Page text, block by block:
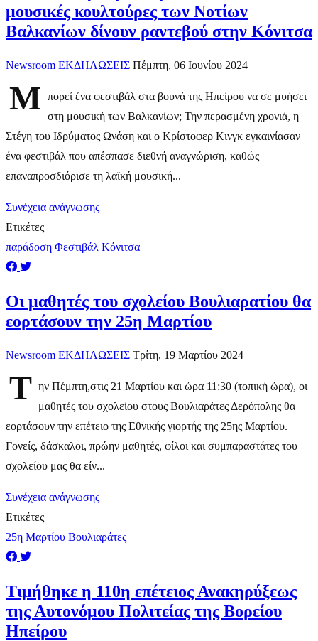
μουσικές κουλτούρες των Νοτίων
Βαλκανίων δίνουν ραντεβού στην Κόνιτσα
Newsroom ΕΚΔΗΛΩΣΕΙΣ Πέμπτη, 06 Ιουνίου 2024
Μ
πορεί ένα φεστιβάλ στα βουνά της Ηπείρου να σε μυήσει
στη μουσική των Βαλκανίων; Την περασμένη χρονιά, η
Στέγη του Ιδρύματος Ωνάση και ο Κρίστοφερ Κινγκ εγκαινίασαν
ένα φεστιβάλ που απέσπασε διεθνή αναγνώριση, καθώς
επαναπροσδιόρισε τη λαϊκή μουσική...
Συνέχεια ανάγνωσης
Ετικέτες
παράδοση Φεστιβάλ Κόνιτσα
Οι μαθητές του σχολείου Βουλιαρατίου θα
εορτάσουν την 25η Μαρτίου
Newsroom ΕΚΔΗΛΩΣΕΙΣ Τρίτη, 19 Μαρτίου 2024
Τ ην Πέμπτη,στις 21 Μαρτίου και ώρα 11:30 (τοπική ώρα), οι
μαθητές του σχολείου στους Βουλιαράτες Δερόπολης θα
εορτάσουν την επέτειο της Εθνικής γιορτής της 25ης Μαρτίου.
Γονείς, δάσκαλοι, πρώην μαθητές, φίλοι και συμπαραστάτες του
σχολείου μας θα είν...
Συνέχεια ανάγνωσης
Ετικέτες
25η Μαρτίου Βουλιαράτες
Τιμήθηκε η 110η επέτειος Ανακηρύξεως
της Αυτονόμου Πολιτείας της Βορείου
Ηπείρου